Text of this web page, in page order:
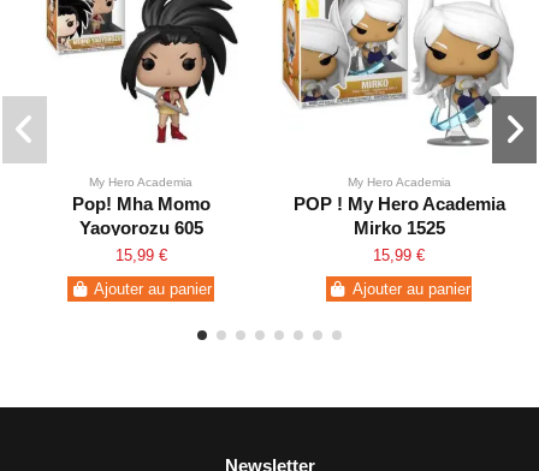
My Hero Academia
Pop! Mha Momo
Yaoyorozu 605
15,99 €
Ajouter au panier
My Hero Academia
POP ! My Hero Academia
Mirko 1525
15,99 €
Ajouter au panier
Newsletter